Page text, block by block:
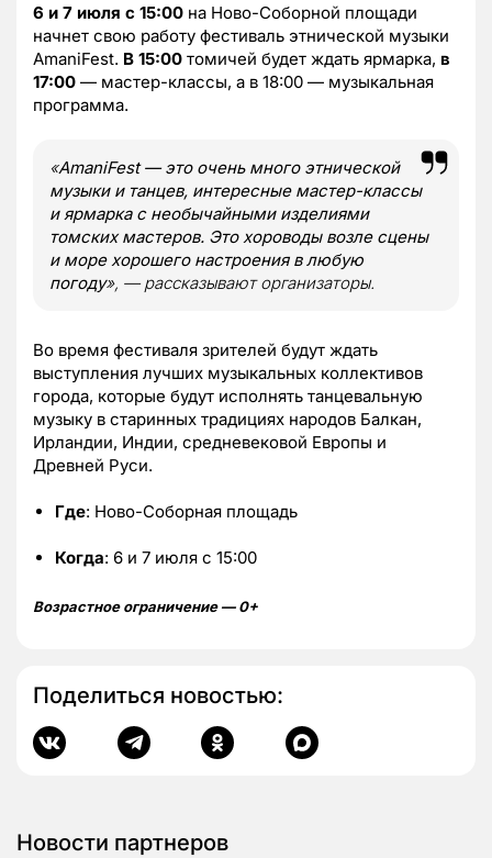
6 и 7 июля с 15:00 на Ново-Соборной площади
начнет свою работу фестиваль этнической музыки
AmaniFest. В 15:00 томичей будет ждать ярмарка, в
17:00 — мастер-классы, а в 18:00 — музыкальная
программа.
«AmaniFest — это очень много этнической
музыки и танцев, интересные мастер-классы
и ярмарка с необычайными изделиями
томских мастеров. Это хороводы возле сцены
и море хорошего настроения в любую
погоду», — рассказывают организаторы.
Во время фестиваля зрителей будут ждать
выступления лучших музыкальных коллективов
города, которые будут исполнять танцевальную
музыку в старинных традициях народов Балкан,
Ирландии, Индии, средневековой Европы и
Древней Руси.
Где: Ново-Соборная площадь
Когда: 6 и 7 июля с 15:00
Возрастное ограничение — 0+
Поделиться новостью:
Новости партнеров